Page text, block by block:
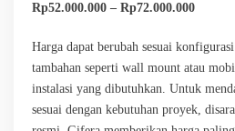
Rp52.000.000 – Rp72.000.000
Harga dapat berubah sesuai
tambahan seperti wall mount atau
instalasi yang dibutuhkan. Untuk
sesuai dengan kebutuhan proyek,